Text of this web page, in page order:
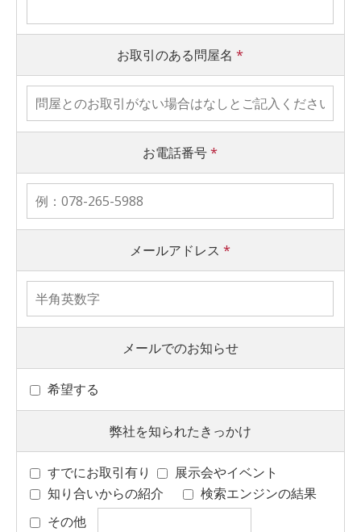
お取引のある問屋名*
お電話番号*
メールアドレス*
メールでのお知らせ
希望する
弊社を知られたきっかけ
すでにお取引有り
展示会やイベント
知り合いからの紹介
検索エンジンの結果
その他